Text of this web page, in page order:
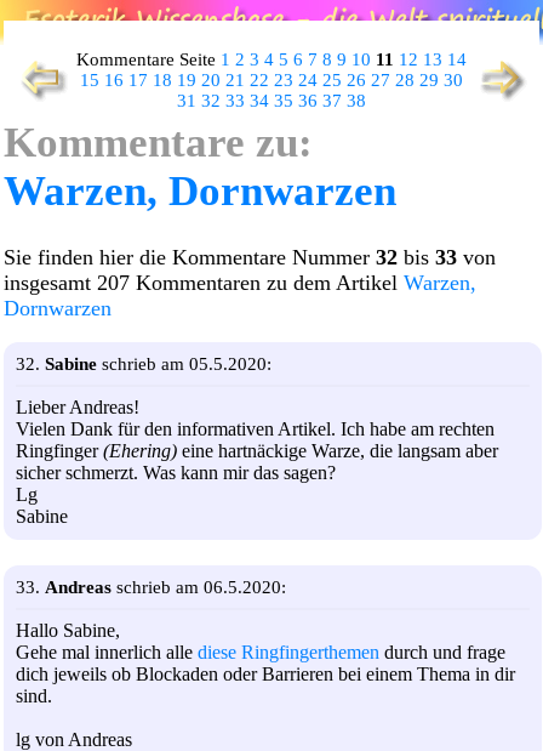
Kommentare Seite 1 2 3 4 5 6 7 8 9 10 11 12 13 14
15 16 17 18 19 20 21 22 23 24 25 26 27 28 29 30
31 32 33 34 35 36 37 38
Kommentare zu:
Warzen, Dornwarzen
Sie finden hier die Kommentare Nummer 32 bis 33 von
insgesamt 207 Kommentaren zu dem Artikel Warzen,
Dornwarzen
32. Sabine schrieb am 05.5.2020:
Lieber Andreas!
Vielen Dank für den informativen Artikel. Ich habe am rechten
Ringfinger(Ehering) eine hartnäckige Warze, die langsam aber
sicher schmerzt. Was kann mir das sagen?
Lg
Sabine
33. Andreas schrieb am 06.5.2020:
Hallo Sabine,
Gehe mal innerlich alle diese Ringfingerthemen durch und frage
dich jeweils ob Blockaden oder Barrieren bei einem Thema in dir
sind.
lg von Andreas